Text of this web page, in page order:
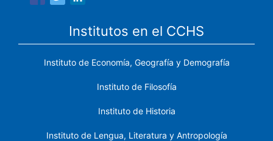
Institutos en el CCHS
Instituto de Economía, Geografía y Demografía
Instituto de Filosofía
Instituto de Historia
Instituto de Lengua, Literatura y Antropología